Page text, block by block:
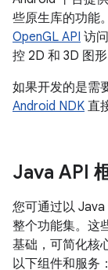
些原生库的功能
OpenGL API 访问
控 2D 和 3D 图形
如果开发的是需
Android NDK 直
Java API
您可通过以
整个功能集。这
基础，可简化核
以下组件和服务：